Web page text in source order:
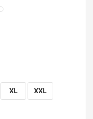
XL XXL